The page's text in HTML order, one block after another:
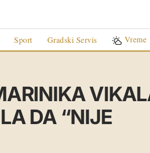
Sport Gradski Servis Vreme
DA “NIJE